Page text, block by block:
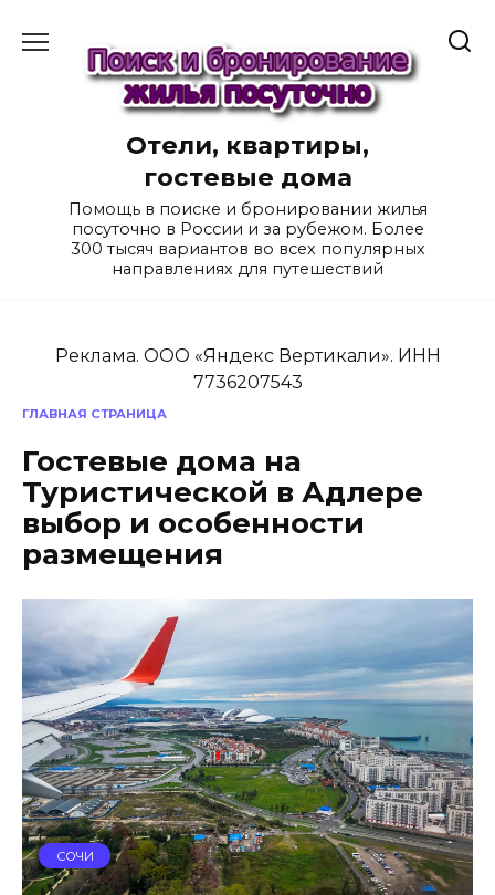
содержанию
Отели, квартиры,
гостевые дома
Помощь в поиске и бронировании жилья
посуточно в России и за рубежом. Более
300 тысяч вариантов во всех популярных
направлениях для путешествий
Реклама. ООО «Яндекс Вертикали». ИНН
7736207543
ГЛАВНАЯ СТРАНИЦА
Гостевые дома на
Туристической в Адлере
выбор и особенности
размещения
СОЧИ